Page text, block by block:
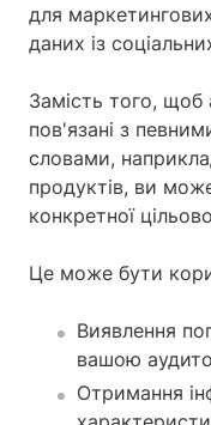
для
даних із
Замість того, щоб
пов'язані з
словами,
продуктів, ви
конкретної
Це може бути
Виявлення
вашою
Отримання